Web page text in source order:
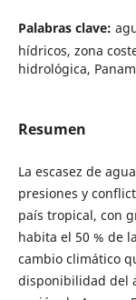
Palabras clave:
hídricos, zona
hidrológica,
Resumen
La escasez de
presiones y
país tropical, con
habita el 50 % de
cambio climático
disponibilidad del